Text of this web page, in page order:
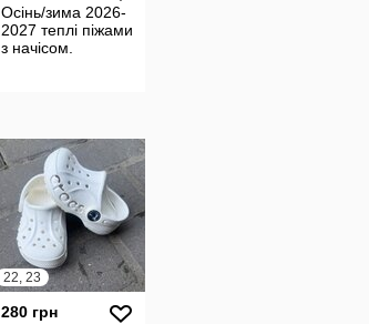
Осінь/зима 2026-
2027 теплі піжами
з начісом.
22, 23
280 грн